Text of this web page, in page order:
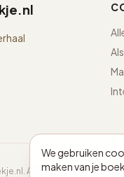
Alle rechten
We gebruiken
maken van je